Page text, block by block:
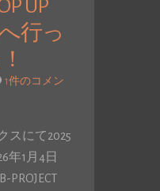
UP
へ行っ
1件のコメン
スにて2025
年1月4日